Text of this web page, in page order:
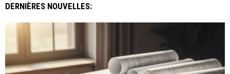
DERNIÈRES NOUVELLES: